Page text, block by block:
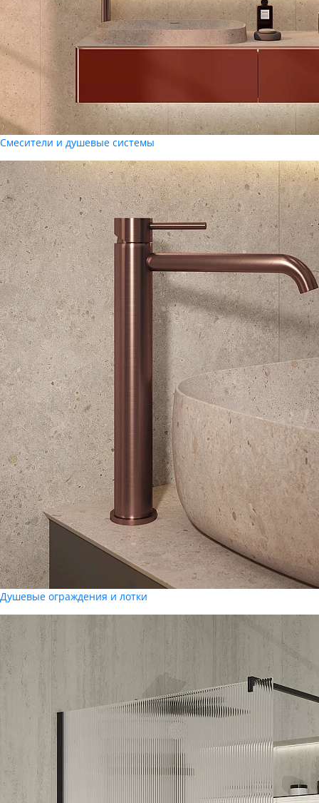
Смесители и душевые системы
Душевые ограждения и лотки